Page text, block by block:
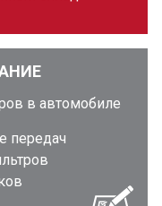
в автомобиле
передач